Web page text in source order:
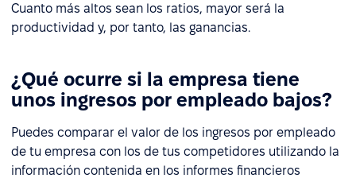
Cuanto más altos sean los ratios, mayor será la
productividad y, por tanto, las ganancias.
¿Qué ocurre si la empresa tiene
unos ingresos por empleado bajos?
Puedes comparar el valor de los ingresos por empleado
de tu empresa con los de tus competidores utilizando la
información contenida en los informes financieros